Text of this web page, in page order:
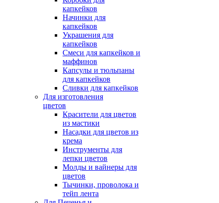
капкейков
Начинки для
капкейков
Украшения для
капкейков
Смеси для капкейков и
маффинов
Капсулы и тюльпаны
для капкейков
Сливки для капкейков
Для изготовления
цветов
Красители для цветов
из мастики
Насадки для цветов из
крема
Инструменты для
лепки цветов
Молды и вайнеры для
цветов
Тычинки, проволока и
тейп лента